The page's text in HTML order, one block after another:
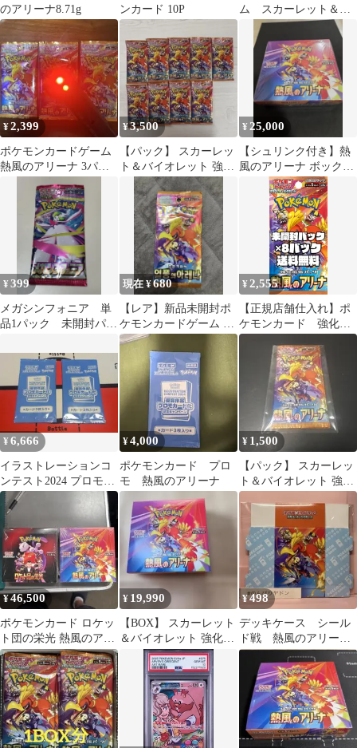
のアリーナ8.71g
ンカード 10P
ム スカーレット＆バ
イオレット 熱風のアリ
ーナ 12パック
¥2,399
ポケモンカードゲーム
熱風のアリーナ 3パッ
¥3,500
【パック】 スカーレッ
ト＆バイオレット 強化
拡張パック 熱風のアリ
ーナ
¥ 25,000
【シュリンク付き】熱
風のアリーナ ボックス
ポケモンカード
¥399
メガシンフォニア 単
品1パック 未開封パッ
ンカード ポケカ
現在 ¥680
【レア】新品未開封ポ
ケモンカードゲーム 韓
国版 熱風のアリーナ 1
パック
¥ 2,555
【正規店舗仕入れ】ポ
ケモンカード 強化拡
張パック「熱風のアリ
ーナ」【SV9a】未開封
パック 8パック 【厚
紙補強・防水梱包】
¥6,666
イラストレーションコ
ンテスト2024 プロモパ
ック 2パック
¥4,000
ポケモンカード プロ
モ 熱風のアリーナ
¥ 1,500
【パック】 スカーレッ
ト＆バイオレット 強化
拡張パック 熱風のアリ
ーナ
¥46,500
ポケモンカード ロケッ
ト団の栄光 熱風のアリ
ーナ シュリンク付
¥ 19,990
【BOX】 スカーレット
＆バイオレット 強化拡
張パック 熱風のアリー
¥498
デッキケース シール
ド戦 熱風のアリー
ナ 1個